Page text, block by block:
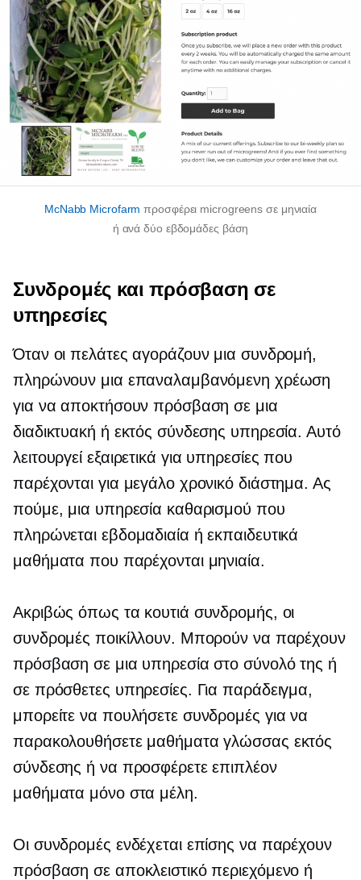
McNabb Microfarm προσφέρει microgreens σε μηνιαία
ή ανά δύο εβδομάδες βάση
Συνδρομές και πρόσβαση σε
υπηρεσίες
Όταν οι πελάτες αγοράζουν μια συνδρομή,
πληρώνουν μια επαναλαμβανόμενη χρέωση
για να αποκτήσουν πρόσβαση σε μια
διαδικτυακή ή εκτός σύνδεσης υπηρεσία. Αυτό
λειτουργεί εξαιρετικά για υπηρεσίες που
παρέχονται για μεγάλο χρονικό διάστημα. Ας
πούμε, μια υπηρεσία καθαρισμού που
πληρώνεται εβδομαδιαία ή εκπαιδευτικά
μαθήματα που παρέχονται μηνιαία.
Ακριβώς όπως τα κουτιά συνδρομής, οι
συνδρομές ποικίλλουν. Μπορούν να παρέχουν
πρόσβαση σε μια υπηρεσία στο σύνολό της ή
σε πρόσθετες υπηρεσίες. Για παράδειγμα,
μπορείτε να πουλήσετε συνδρομές για να
παρακολουθήσετε μαθήματα γλώσσας εκτός
σύνδεσης ή να προσφέρετε επιπλέον
μαθήματα μόνο στα μέλη.
Οι συνδρομές ενδέχεται επίσης να παρέχουν
πρόσβαση σε αποκλειστικό περιεχόμενο ή